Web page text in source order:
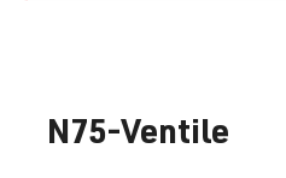
N75-Ventile